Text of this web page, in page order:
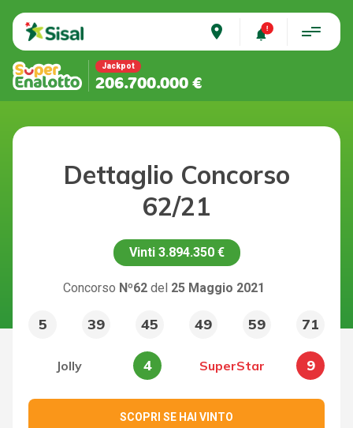
place
Jackpot
206.700.000 €
Dettaglio Concorso
62/21
Vinti 3.894.350 €
Concorso Nº62 del 25 Maggio 2021
5 39 45 49 59 71
Jolly 4 SuperStar 9
SCOPRI SE HAI VINTO